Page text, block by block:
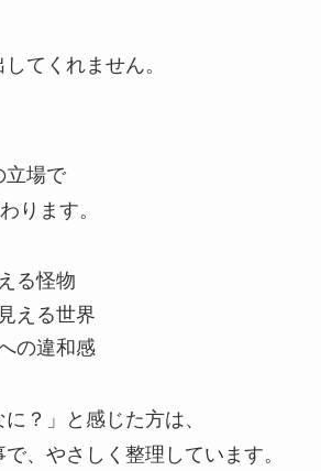
てくれません。
立場で
ります。
る怪物
える世界
の違和感
に？」と感じた方は、
、やさしく整理しています。